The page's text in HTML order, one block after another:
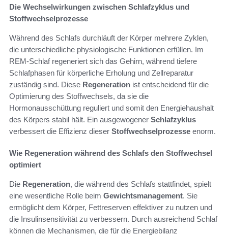
Die Wechselwirkungen zwischen Schlafzyklus und
Stoffwechselprozesse
Während des Schlafs durchläuft der Körper mehrere Zyklen,
die unterschiedliche physiologische Funktionen erfüllen. Im
REM-Schlaf regeneriert sich das Gehirn, während tiefere
Schlafphasen für körperliche Erholung und Zellreparatur
zuständig sind. Diese Regeneration ist entscheidend für die
Optimierung des Stoffwechsels, da sie die
Hormonausschüttung reguliert und somit den Energiehaushalt
des Körpers stabil hält. Ein ausgewogener Schlafzyklus
verbessert die Effizienz dieser Stoffwechselprozesse enorm.
Wie Regeneration während des Schlafs den Stoffwechsel
optimiert
Die Regeneration, die während des Schlafs stattfindet, spielt
eine wesentliche Rolle beim Gewichtsmanagement. Sie
ermöglicht dem Körper, Fettreserven effektiver zu nutzen und
die Insulinsensitivität zu verbessern. Durch ausreichend Schlaf
können die Mechanismen, die für die Energiebilanz